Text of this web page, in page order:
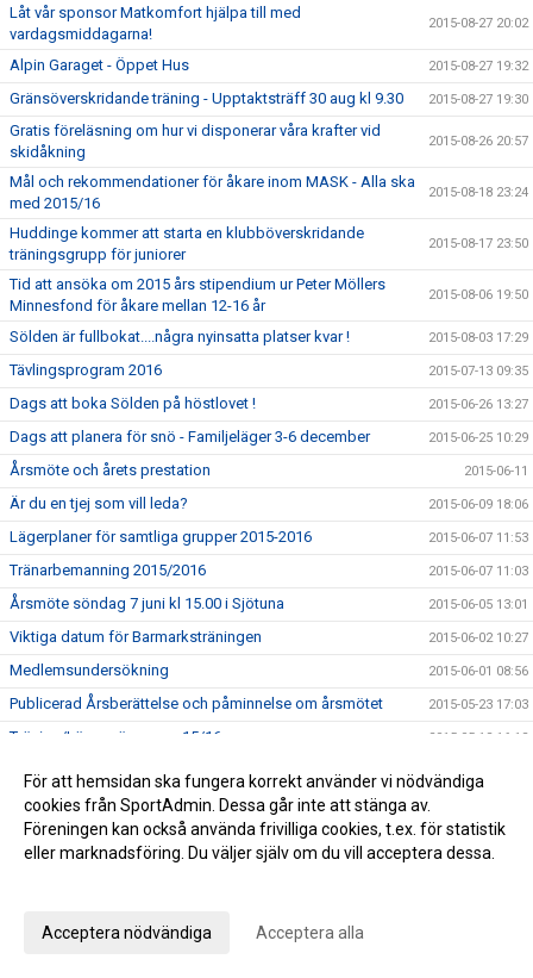
Låt vår sponsor Matkomfort hjälpa till med
vardagsmiddagarna!
2015-08-27 20:02
Alpin Garaget - Öppet Hus 2015-08-27 19:32
Gränsöverskridande träning - Upptaktsträff 30 aug kl 9.30 2015-08-27 19:30
Gratis föreläsning om hur vi disponerar våra krafter vid
skidåkning
2015-08-26 20:57
Mål och rekommendationer för åkare inom MASK - Alla ska
med 2015/16
2015-08-18 23:24
Huddinge kommer att starta en klubböverskridande
träningsgrupp för juniorer
2015-08-17 23:50
Tid att ansöka om 2015 års stipendium ur Peter Möllers
Minnesfond för åkare mellan 12-16 år
2015-08-06 19:50
Sölden är fullbokat....några nyinsatta platser kvar ! 2015-08-03 17:29
Tävlingsprogram 2016 2015-07-13 09:35
Dags att boka Sölden på höstlovet ! 2015-06-26 13:27
Dags att planera för snö - Familjeläger 3-6 december 2015-06-25 10:29
Årsmöte och årets prestation 2015-06-11
Är du en tjej som vill leda? 2015-06-09 18:06
Lägerplaner för samtliga grupper 2015-2016 2015-06-07 11:53
Tränarbemanning 2015/2016 2015-06-07 11:03
Årsmöte söndag 7 juni kl 15.00 i Sjötuna 2015-06-05 13:01
Viktiga datum för Barmarksträningen 2015-06-02 10:27
Medlemsundersökning 2015-06-01 08:56
Publicerad Årsberättelse och påminnelse om årsmötet 2015-05-23 17:03
Träning/Läger säsongen 15/16 2015-05-12 16:12
Utvärdering av säsongen 2014/15 2015-05-12 13:18
Nyheter från vår sponsor - MatKomfort
2000 kr i bidrag till klubben 2015-04-14 08:57
Det finns fler fina bilder nu
För att hemsidan ska fungera korrekt använder vi nödvändiga
cookies från SportAdmin. Dessa går inte att stänga av.
Föreningen kan också använda frivilliga cookies, t.ex. för statistik
eller marknadsföring. Du väljer själv om du vill acceptera dessa.
Acceptera nödvändiga Acceptera alla